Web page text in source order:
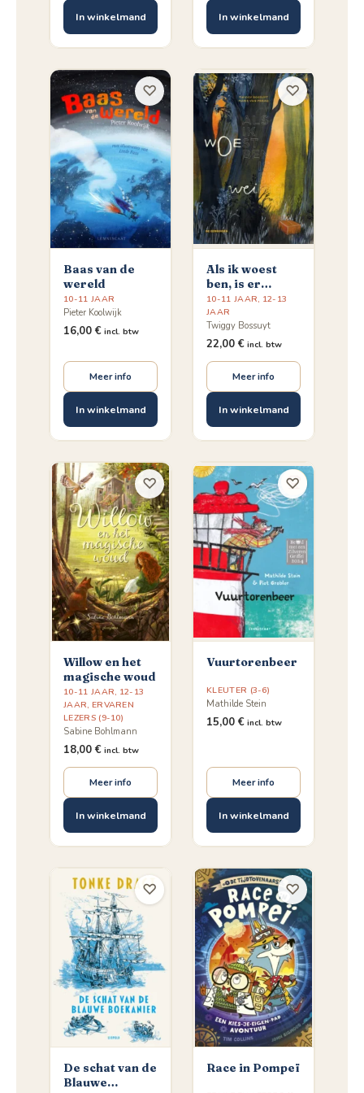
In winkelmand In winkelmand
Baas van de
wereld
10-11 JAAR
Pieter Koolwijk
16,00 € incl. btw
Meer info
In winkelmand
♡
Als ik woest
ben, is er
weinig wow
10-11 JAAR, 12-13
JAAR
Twiggy Bossuyt
22,00 € incl. btw
Meer info
In winkelmand
♡
Willow en het
magische woud
10-11 JAAR, 12-13
JAAR, ERVAREN
LEZERS (9-10)
Sabine Bohlmann
18,00 € incl. btw
Meer info
In winkelmand
♡
Vuurtorenbeer
KLEUTER (3-6)
Mathilde Stein
15,00 € incl. btw
Meer info
In winkelmand
♡
De schat van de
Blauwe
♡
Race in Pompeï
♡